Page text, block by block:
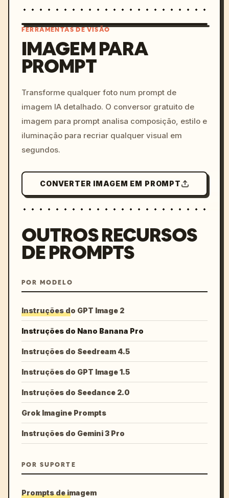
colors, 8k --v 6.0
FERRAMENTAS DE VISÃO
IMAGEM PARA
PROMPT
Transforme qualquer foto num prompt de
imagem IA detalhado. O conversor gratuito de
imagem para prompt analisa composição, estilo e
iluminação para recriar qualquer visual em
segundos.
CONVERTER IMAGEM EM PROMPT
OUTROS RECURSOS
DE PROMPTS
POR MODELO
Instruções do GPT Image 2
Instruções do Nano Banana Pro
Instruções do Seedream 4.5
Instruções do GPT Image 1.5
Instruções do Seedance 2.0
Grok Imagine Prompts
Instruções do Gemini 3 Pro
POR SUPORTE
Prompts de imagem